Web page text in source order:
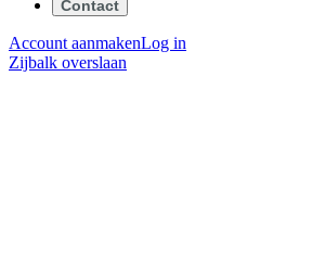
Contact
Account aanmakenLog in
Zijbalk overslaan